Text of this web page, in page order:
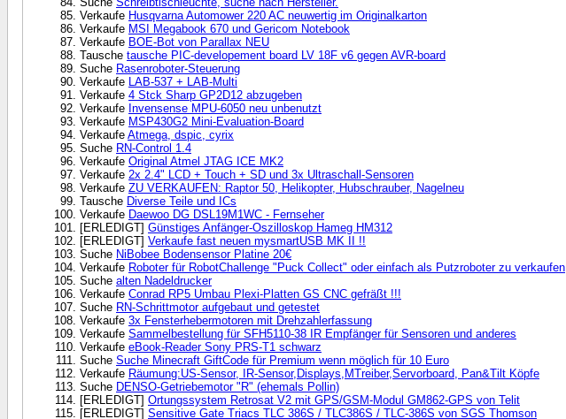
Verkaufe Husqvarna Automower 220 AC neuwertig im Originalkarton
Verkaufe MSI Megabook 670 und Gericom Notebook
Verkaufe BOE-Bot von Parallax NEU
Tausche tausche PIC-developement board LV 18F v6 gegen AVR-board
Suche Rasenroboter-Steuerung
Verkaufe LAB-537 + LAB-Multi
Verkaufe 4 Stck Sharp GP2D12 abzugeben
Verkaufe Invensense MPU-6050 neu unbenutzt
Verkaufe MSP430G2 Mini-Evaluation-Board
Verkaufe Atmega, dspic, cyrix
Suche RN-Control 1.4
Verkaufe Original Atmel JTAG ICE MK2
Verkaufe 2x 2.4" LCD + Touch + SD und 3x Ultraschall-Sensoren
Verkaufe ZU VERKAUFEN: Raptor 50, Helikopter, Hubschrauber, Nagelneu
Tausche Diverse Teile und ICs
Verkaufe Daewoo DG DSL19M1WC - Fernseher
[ERLEDIGT] Günstiges Anfänger-Oszilloskop Hameg HM312
[ERLEDIGT] Verkaufe fast neuen mysmartUSB MK II !!
Suche NiBobee Bodensensor Platine 20€
Verkaufe Roboter für RobotChallenge "Puck Collect" oder einfach als Putzroboter zu verkaufen
Suche alten Nadeldrucker
Verkaufe Conrad RP5 Umbau Plexi-Platten GS CNC gefräßt !!!
Suche RN-Schrittmotor aufgebaut und getestet
Verkaufe 3x Fensterhebermotoren mit Drehzahlerfassung
Verkaufe Sammelbestellung für SFH5110-38 IR Empfänger für Sensoren und anderes
Verkaufe eBook-Reader Sony PRS-T1 schwarz
Suche Suche Minecraft GiftCode für Premium wenn möglich für 10 Euro
Verkaufe Räumung:US-Sensor, IR-Sensor,Displays,MTreiber,Servorboard, Pan&Tilt Köpfe
Suche DENSO-Getriebemotor "R" (ehemals Pollin)
[ERLEDIGT] Ortungssystem Retrosat V2 mit GPS/GSM-Modul GM862-GPS von Telit
[ERLEDIGT] Sensitive Gate Triacs TLC 386S / TLC386S / TLC-386S von SGS Thomson